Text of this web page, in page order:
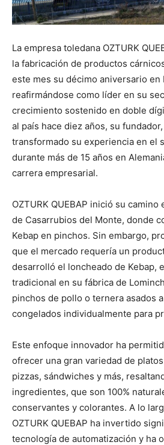
La empresa toledana OZTURK
la fabricación de productos
este mes su décimo aniversario en
reafirmándose como líder en su
crecimiento sostenido en doble
al país hace diez años, su
transformado su experiencia en el
durante más de 15 años en
carrera empresarial.
OZTURK QUEBAP inició su camino
de Casarrubios del Monte, donde
Kebap en pinchos. Sin embargo,
que el mercado requería un
desarrolló el loncheado de Kebap,
tradicional en su fábrica de
pinchos de pollo o ternera asados
congelados individualmente para
Este enfoque innovador ha
ofrecer una gran variedad de
pizzas, sándwiches y más,
ingredientes, que son 100%
conservantes y colorantes. A lo
OZTURK QUEBAP ha invertido
tecnología de automatización y ha